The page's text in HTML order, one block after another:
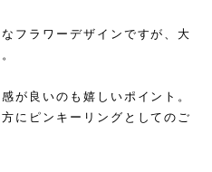
フラワーデザインですが、大
が良いのも嬉しいポイント。
にピンキーリングとしてのご